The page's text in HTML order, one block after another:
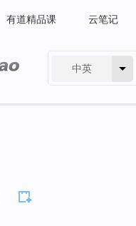
有道精品课 云笔记
中英